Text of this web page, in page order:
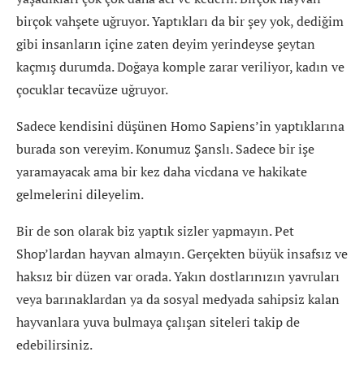
birçok vahşete uğruyor. Yaptıkları da bir şey yok, dediğim
gibi insanların içine zaten deyim yerindeyse şeytan
kaçmış durumda. Doğaya komple zarar veriliyor, kadın ve
çocuklar tecavüze uğruyor.
Sadece kendisini düşünen Homo Sapiens’in yaptıklarına
burada son vereyim. Konumuz Şanslı. Sadece bir işe
yaramayacak ama bir kez daha vicdana ve hakikate
gelmelerini dileyelim.
Bir de son olarak biz yaptık sizler yapmayın. Pet
Shop’lardan hayvan almayın. Gerçekten büyük insafsız ve
haksız bir düzen var orada. Yakın dostlarınızın yavruları
veya barınaklardan ya da sosyal medyada sahipsiz kalan
hayvanlara yuva bulmaya çalışan siteleri takip de
edebilirsiniz.